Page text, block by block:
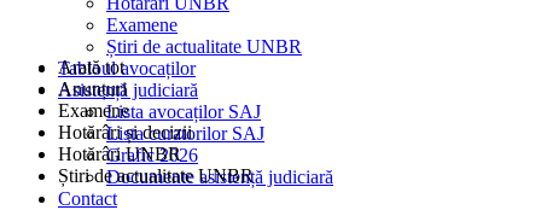
Examene
Știri de actualitate UNBR
Tabloul avocaților
Asistență judiciară
Lista avocaților SAJ
Lista curatorilor SAJ
Grafic 2026
Documente asistență judiciară
Contact
Arată tot
Anunțuri
Examene
Hotărâri și decizii
Hotărâri UNBR
Știri de actualitate UNBR